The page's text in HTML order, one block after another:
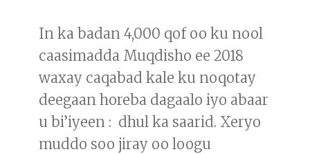
In ka badan 4,000 qof oo ku nool
caasimadda Muqdisho ee 2018
waxay caqabad kale ku noqotay
deegaan horeba dagaalo iyo abaar
u bi’iyeen : dhul ka saarid. Xeryo
muddo soo jiray oo loogu